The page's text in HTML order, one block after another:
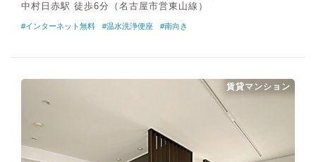
中村日赤駅 徒歩6分（名古屋市営東山線）
#インターネット無料 #温水洗浄便座 #南向き
賃貸マンション